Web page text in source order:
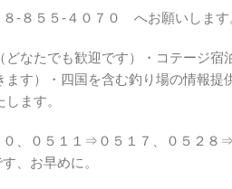
‐８５５‐４０７０ へお願いします
なたでも歓迎です）・コテージ宿
す）・四国を含む釣り場の情報提
ます。
、０５１１⇒０５１７、０５２８
お早めに。